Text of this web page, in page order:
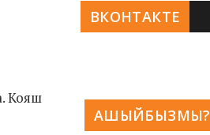
Кояш
АШЫЙБЫЗМЫ?
ВКОНТАКТЕ